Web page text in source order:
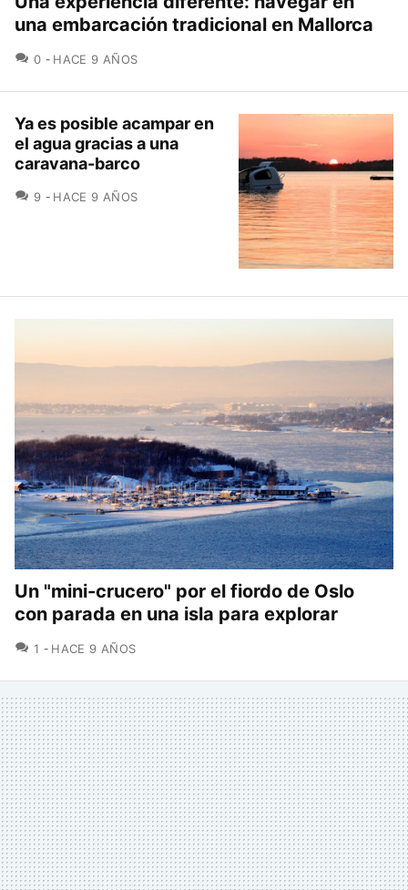
una embarcación tradicional en Mallorca
0 COMENTARIOS
HACE 9 AÑOS
Ya es posible acampar en
el agua gracias a una
caravana-barco
9 COMENTARIOS
HACE 9 AÑOS
Un "mini-crucero" por el fiordo de Oslo
con parada en una isla para explorar
1 COMENTARIOS
HACE 9 AÑOS